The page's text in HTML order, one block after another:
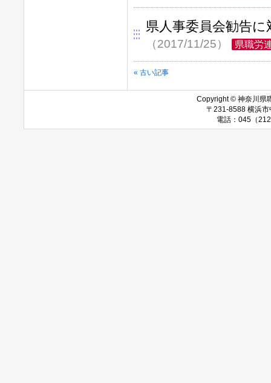
県人事委員会勧告
（2017/11/25） 県職労
« 古い記事
Copyright © 神奈川県
〒231-8588 横浜市
電話：045（